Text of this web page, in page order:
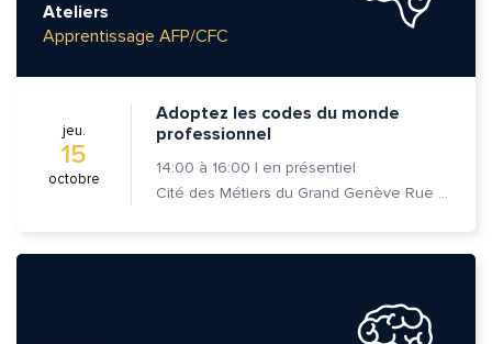
Ateliers
Apprentissage AFP/CFC
jeu.
15
octobre
Adoptez les codes du monde
professionnel
14:00 à 16:00 | en présentiel
Cité des Métiers du Grand Genève Rue Prévost-Martin 6 1205 Genève